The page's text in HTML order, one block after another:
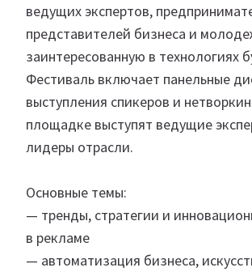
ведущих экспертов,
представителей бизнеса и
заинтересованную в технологиях
Фестиваль включает панельные
выступления спикеров и
площадке выступят ведущие
лидеры отрасли.
Основные темы:
— тренды, стратегии и
в рекламе
— автоматизация бизнеса,